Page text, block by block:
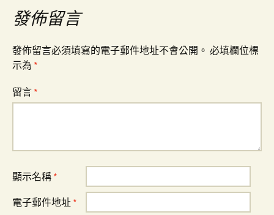
覽發佈留言
發佈留言必須填寫的電子郵件地址不會公開。 必填欄位標
示為 *
留言 *
顯示名稱 *
電子郵件地址 *